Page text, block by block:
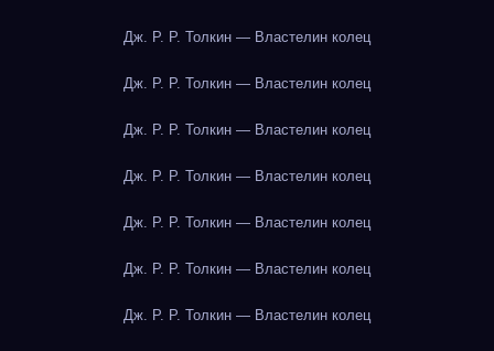
Дж. Р. Р. Толкин — Властелин колец
Дж. Р. Р. Толкин — Властелин колец
Дж. Р. Р. Толкин — Властелин колец
Дж. Р. Р. Толкин — Властелин колец
Дж. Р. Р. Толкин — Властелин колец
Дж. Р. Р. Толкин — Властелин колец
Дж. Р. Р. Толкин — Властелин колец